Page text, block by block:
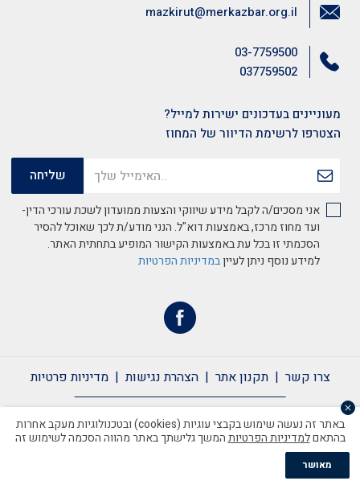
03-7759500
037759502
mazkirut@merkazbar.org.il
מעוניינים בעדכונים ישירות למייל?
הצטרפו לרשימת הדיוור של המחוז
אני מסכים/ה לקבל מידע שיווקי והצעות ממועדון לשכת עורכי הדין-
ועד מחוז מרכז, באמצעות דוא"ל. הנני מודע/ת לכך שאוכל להסיר
הסכמתי זו בכל עת באמצעות הקישור המופיע בתחתית האתר.
למידע נוסף ניתן לעייןבמדיניות הפרטיות
צרו קשר תקנון אתר הצהרת נגישות מדיניות פרטיות
כל הזכויות שמורות לשכת עורכי הדין ©2020
צרו קשר תקנון אתר הצהרת נגישות מדיניות פרטיות
באתר זה נעשה שימוש בקבצי עוגיות (cookies) ובטכנולוגיות מעקב אחרות
בהתאםלמדיניות הפרטיותהמשך גלישתך באתר מהווה הסכמה לשימוש זה
מאושר